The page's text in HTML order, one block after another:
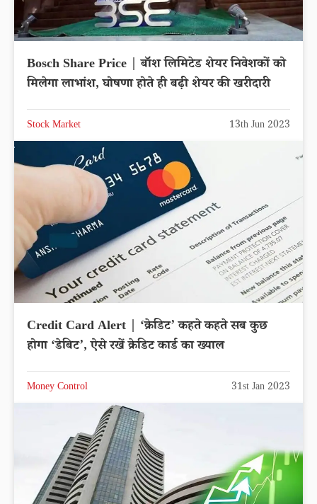
Bosch Share Price | बॉश लिमिटेड शेयर निवेशकों को
मिलेगा लाभांश, घोषणा होते ही बढ़ी शेयर की खरीदारी
Stock Market 13th Jun 2023
Credit Card Alert | ‘क्रेडिट’ कहते कहते सब कुछ
होगा ‘डेबिट’, ऐसे रखें क्रेडिट कार्ड का ख्याल
Money Control 31st Jan 2023